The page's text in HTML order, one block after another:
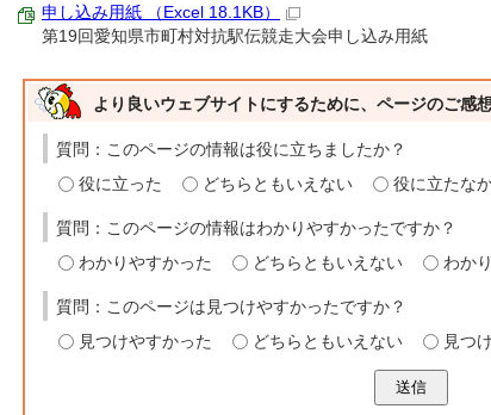
申し込み用紙 （Excel 18.1KB）
第19回愛知県市町村対抗駅伝競走大会申し込み用紙
より良いウェブサイトにするために、ページのご感
質問：このページの情報は役に立ちましたか？
役に立った
どちらともいえない 役に立たな
質問：このページの情報はわかりやすかったですか？
わかりやすかった
どちらともいえない わか
質問：このページは見つけやすかったですか？
見つけやすかった
どちらともいえない 見つ
送信